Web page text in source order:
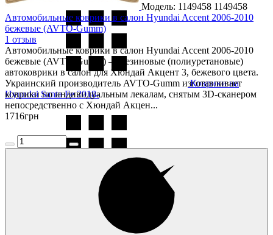
Коврики на
Hyundai Santa Fe 2018-
Hyundai Santa Fe 2021-
Модель: 1149458 1149458
Автомобильные коврики в салон Hyundai Accent 2006-2010
бежевые (AVTO-Gumm)
1 отзыв
Автомобильные коврики в салон Hyundai Accent 2006-2010
бежевые (AVTO-Gumm) — резиновые (полиуретановые)
автоковрики в салон для Хюндай Акцент 3, бежевого цвета.
Украинский производитель AVTO-Gumm изготавливает
коврики по индивидуальным лекалам, снятым 3D-сканером
непосредственно с Хюндай Акцен...
1716грн